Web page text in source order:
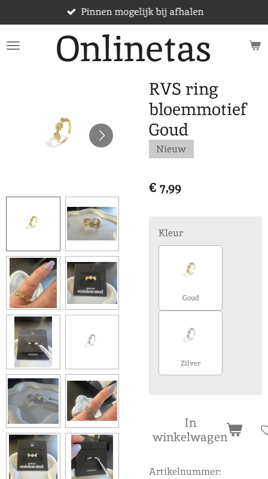
direct
naar
Onlinetas
Pinnen mogelijk bij afhalen
RVS ring
bloemmotief
Goud
Nieuw
€ 7,99
Kleur
Goud
Zilver
In
winkelwagen
Artikelnummer: